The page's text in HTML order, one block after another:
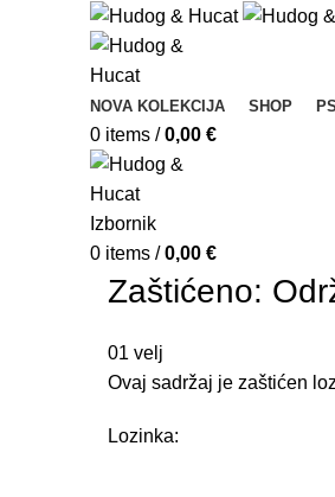
NOVA KOLEKCIJA SHOP PSI
0 items / 0,00 €
Izbornik
0 items / 0,00 €
Zaštićeno:
01 velj
Ovaj sadržaj je zaštićen
Lozinka: